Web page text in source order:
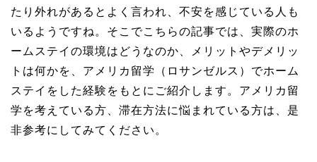
たり外れがあるとよく言われ、不安を感じている人も
いるようですね。そこでこちらの記事では、実際のホ
ームステイの環境はどうなのか、メリットやデメリッ
トは何かを、アメリカ留学（ロサンゼルス）でホーム
ステイをした経験をもとにご紹介します。アメリカ留
学を考えている方、滞在方法に悩まれている方は、是
非参考にしてみてください。